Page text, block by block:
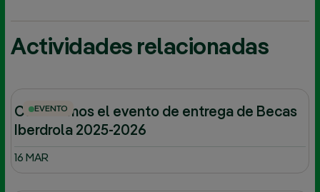
Actividades relacionadas
EVENTO
Celebramos el evento de entrega de Becas
Iberdrola 2025-2026
16 MAR